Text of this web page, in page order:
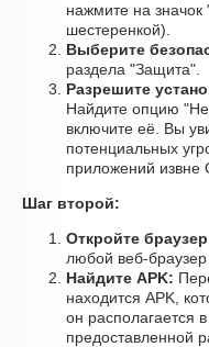
нажмите на
шестеренкой).
Выберите
раздела "Защита".
Разрешите
Найдите опцию
включите её. Вы
потенциальных
приложений извне
Шаг второй:
Откройте
любой веб-браузер
Найдите APK:
находится APK,
он располагается
предоставленной